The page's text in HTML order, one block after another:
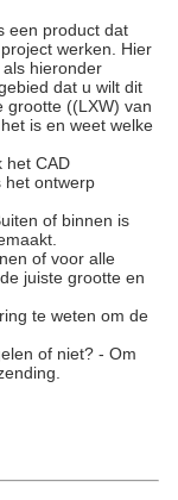
een product dat
werken. Hier
hieronder
dat u wilt dit
grootte ((LXW) van
is en weet welke
het CAD
het ontwerp
of binnen is
of voor alle
juiste grootte en
te weten om de
of niet? - Om